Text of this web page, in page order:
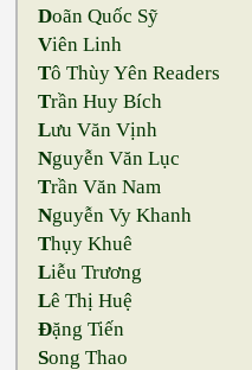
Doãn Quốc Sỹ
Viên Linh
Tô Thùy Yên Readers
Trần Huy Bích
Lưu Văn Vịnh
Nguyễn Văn Lục
Trần Văn Nam
Nguyễn Vy Khanh
Thụy Khuê
Liễu Trương
Lê Thị Huệ
Đặng Tiến
Song Thao